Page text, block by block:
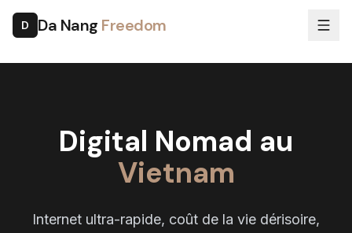
D Da Nang Freedom
Digital Nomad au
Vietnam
Internet ultra-rapide, coût de la vie dérisoire,